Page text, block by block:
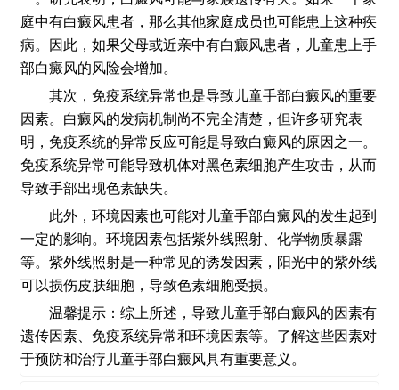
庭中有白癜风患者，那么其他家庭成员也可能患上这种疾
病。因此，如果父母或近亲中有白癜风患者，儿童患上手
部白癜风的风险会增加。
其次，免疫系统异常也是导致儿童手部白癜风的重要
因素。白癜风的发病机制尚不完全清楚，但许多研究表
明，免疫系统的异常反应可能是导致白癜风的原因之一。
免疫系统异常可能导致机体对黑色素细胞产生攻击，从而
导致手部出现色素缺失。
此外，环境因素也可能对儿童手部白癜风的发生起到
一定的影响。环境因素包括紫外线照射、化学物质暴露
等。紫外线照射是一种常见的诱发因素，阳光中的紫外线
可以损伤皮肤细胞，导致色素细胞受损。
温馨提示：综上所述，导致儿童手部白癜风的因素有
遗传因素、免疫系统异常和环境因素等。了解这些因素对
于预防和治疗儿童手部白癜风具有重要意义。